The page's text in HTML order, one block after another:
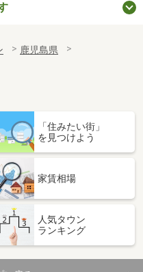
鹿児島県
「住みたい街」
を見つけよう
家賃相場
人気タウン
ランキング